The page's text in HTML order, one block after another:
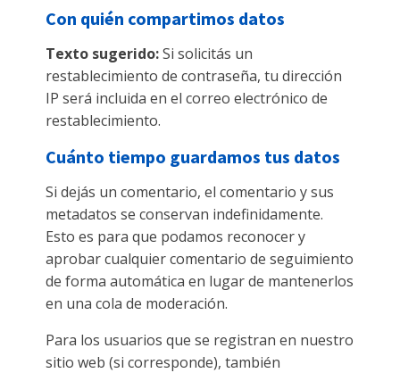
Con quién compartimos datos
Texto sugerido:Si solicitás un
restablecimiento de contraseña, tu dirección
IP será incluida en el correo electrónico de
restablecimiento.
Cuánto tiempo guardamos tus datos
Si dejás un comentario, el comentario y sus
metadatos se conservan indefinidamente.
Esto es para que podamos reconocer y
aprobar cualquier comentario de seguimiento
de forma automática en lugar de mantenerlos
en una cola de moderación.
Para los usuarios que se registran en nuestro
sitio web (si corresponde), también